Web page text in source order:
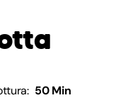
50 Min